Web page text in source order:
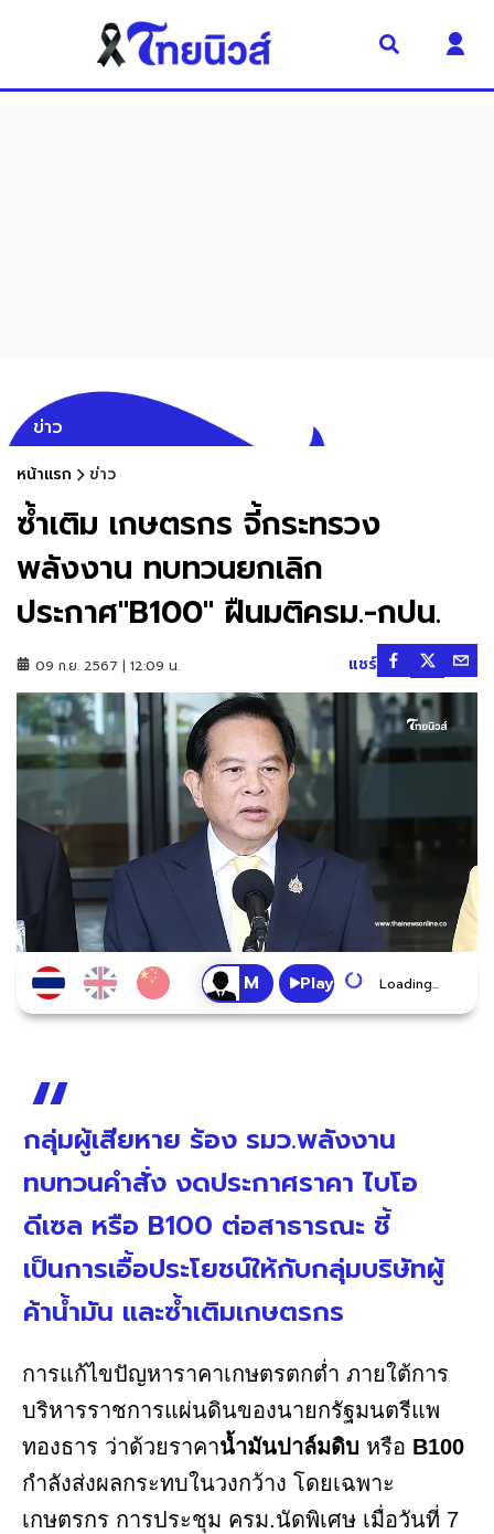
ข่าว
หน้าแรก ข่าว
ซ้ำเติม เกษตรกร จี้กระทรวง
พลังงาน ทบทวนยกเลิก
ประกาศ"B100" ฝืนมติครม.-กปน.
09 ก.ย. 2567 | 12:09 น. แชร์
Play Loading...
กลุ่มผู้เสียหาย ร้อง รมว.พลังงาน
ทบทวนคำสั่ง งดประกาศราคา ไบโอ
ดีเซล หรือ B100 ต่อสาธารณะ ชี้
เป็นการเอื้อประโยชน์ให้กับกลุ่มบริษัทผู้
ค้าน้ำมัน และซ้ำเติมเกษตรกร
การแก้ไขปัญหาราคาเกษตรตกต่ำ ภายใต้การ
บริหารราชการแผ่นดินของนายกรัฐมนตรีแพ
ทองธาร ว่าด้วยราคาน้ำมันปาล์มดิบ หรือ B100
กำลังส่งผลกระทบในวงกว้าง โดยเฉพาะ
เกษตรกร การประชุม ครม.นัดพิเศษ เมื่อวันที่ 7